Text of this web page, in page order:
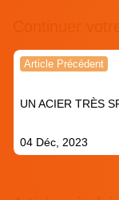
Navigation
l’article
Article Précédent
UN ACIER TRÈS
04 Déc, 2023